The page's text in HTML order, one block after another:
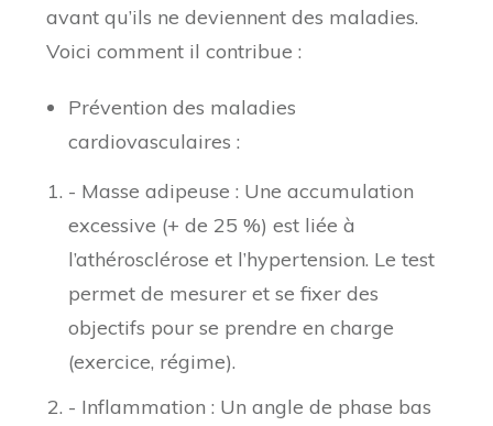
avant qu’ils ne deviennent des maladies.
Voici comment il contribue :
Prévention des maladies
cardiovasculaires :
- Masse adipeuse : Une accumulation
excessive (+ de 25 %) est liée à
l’athérosclérose et l’hypertension. Le test
permet de mesurer et se fixer des
objectifs pour se prendre en charge
(exercice, régime).
- Inflammation : Un angle de phase bas